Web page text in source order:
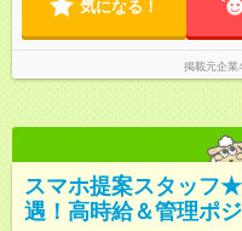
気になる！
掲載元企業
スマホ提案スタッフ
遇！高時給＆管理ポ